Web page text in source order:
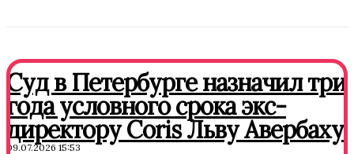
Суд в Петербурге назначил три
года условного срока экс-
директору Coris Льву Авербаху
09.07.2026 15:53